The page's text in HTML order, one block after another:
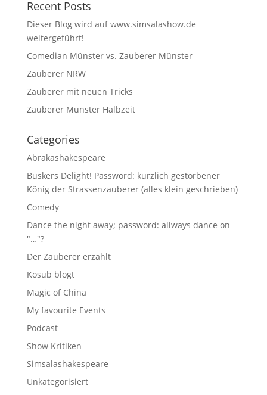
Recent Posts
Dieser Blog wird auf www.simsalashow.de
weitergeführt!
Comedian Münster vs. Zauberer Münster
Zauberer NRW
Zauberer mit neuen Tricks
Zauberer Münster Halbzeit
Categories
Abrakashakespeare
Buskers Delight! Password: kürzlich gestorbener
König der Strassenzauberer (alles klein geschrieben)
Comedy
Dance the night away; password: allways dance on
"…"?
Der Zauberer erzählt
Kosub blogt
Magic of China
My favourite Events
Podcast
Show Kritiken
Simsalashakespeare
Unkategorisiert